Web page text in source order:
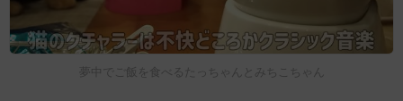
夢中でご飯を食べるたっちゃんとみちこちゃん